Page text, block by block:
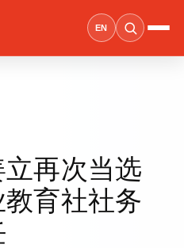
EN
再次当选
育社社务